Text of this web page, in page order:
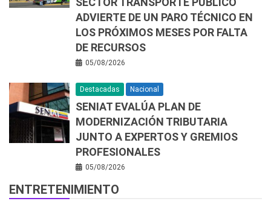
ADVIERTE DE UN PARO TÉCNICO EN
LOS PRÓXIMOS MESES POR FALTA
DE RECURSOS
05/08/2026
Destacadas Nacional
SENIAT EVALÚA PLAN DE
MODERNIZACIÓN TRIBUTARIA
JUNTO A EXPERTOS Y GREMIOS
PROFESIONALES
05/08/2026
ENTRETENIMIENTO